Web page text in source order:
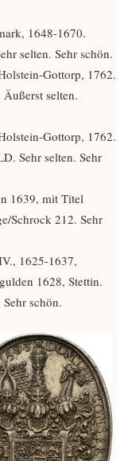
1648-1670.
selten. Sehr schön.
Gottorp, 1762.
selten.
Gottorp, 1762.
Sehr selten. Sehr
1639, mit Titel
Schrock 212. Sehr
1625-1637,
1628, Stettin.
schön.